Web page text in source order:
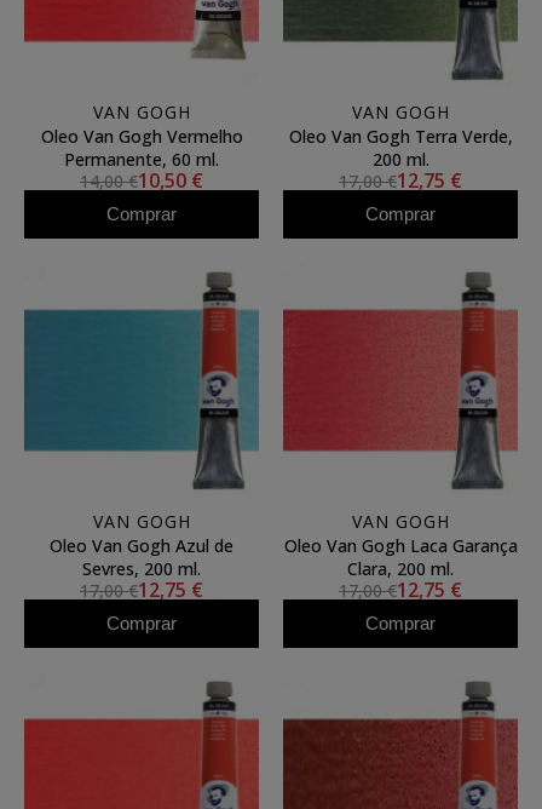
VAN GOGH
Oleo Van Gogh Vermelho
Permanente, 60 ml.
14,00 €10,50 €
Comprar
VAN GOGH
Oleo Van Gogh Terra Verde,
200 ml.
17,00 €12,75 €
Comprar
VAN GOGH
Oleo Van Gogh Azul de
Sevres, 200 ml.
17,00 €12,75 €
Comprar
VAN GOGH
Oleo Van Gogh Laca Garança
Clara, 200 ml.
17,00 €12,75 €
Comprar